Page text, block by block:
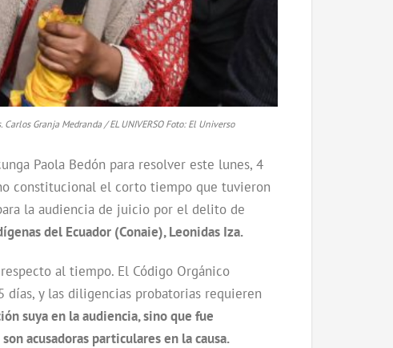
Granja Medranda / EL UNIVERSO Foto: El Universo
Paola Bedón para resolver este lunes, 4
constitucional el corto tiempo que tuvieron
la audiencia de juicio por el delito de
del Ecuador (Conaie), Leonidas Iza.
al tiempo. El Código Orgánico
días, y las diligencias probatorias requieren
suya en la audiencia, sino que fue
acusadoras particulares en la causa.